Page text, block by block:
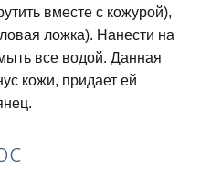
вместе с кожурой),
ложка). Нанести на
все водой. Данная
кожи, придает ей